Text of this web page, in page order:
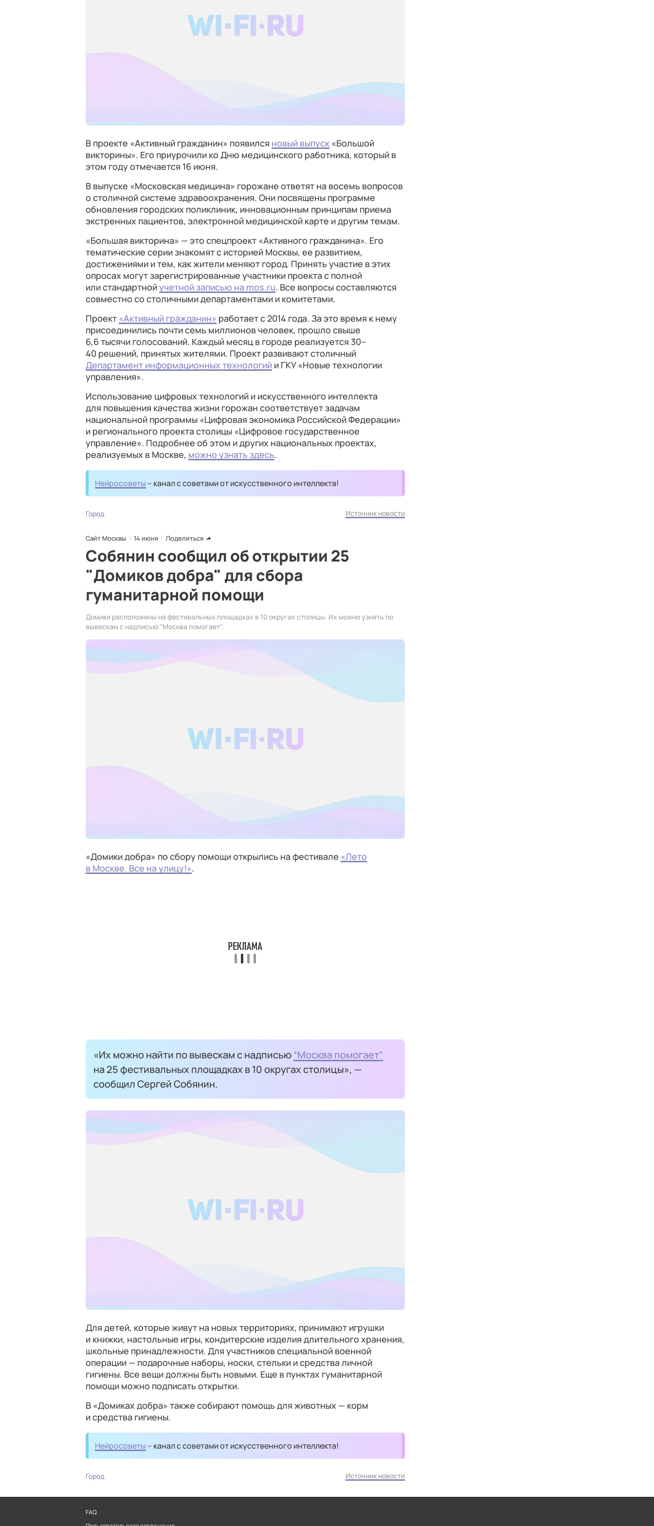
В проекте «Активный гражданин» появился новый выпуск «Большой
викторины». Его приурочили ко Дню медицинского работника, который в
этом году отмечается 16 июня.
В выпуске «Московская медицина» горожане ответят на восемь вопросов
о столичной системе здравоохранения. Они посвящены программе
обновления городских поликлиник, инновационным принципам приема
экстренных пациентов, электронной медицинской карте и другим темам.
«Большая викторина» — это спецпроект «Активного гражданина». Его
тематические серии знакомят с историей Москвы, ее развитием,
достижениями и тем, как жители меняют город. Принять участие в этих
опросах могут зарегистрированные участники проекта с полной
или стандартнойучетной записью на mos.ru. Все вопросы составляются
совместно со столичными департаментами и комитетами.
Проект «Активный гражданин» работает с 2014 года. За это время к нему
присоединились почти семь миллионов человек, прошло свыше
6,6 тысячи голосований. Каждый месяц в городе реализуется 30–
40 решений, принятых жителями. Проект развивают столичный
Департамент информационных технологий и ГКУ «Новые технологии
управления».
Использование цифровых технологий и искусственного интеллекта
для повышения качества жизни горожан соответствует задачам
национальной программы «Цифровая экономика Российской Федерации»
и регионального проекта столицы «Цифровое государственное
управление». Подробнее об этом и других национальных проектах,
реализуемых в Москве, можно узнать здесь.
Нейросоветы – канал с советами от искусственного интеллекта!
Город Источник новости
Сайт Москвы 14 июня Поделиться
Собянин сообщил об открытии 25
"Домиков добра" для сбора
гуманитарной помощи
Домики расположены на фестивальных площадках в 10 округах столицы. Их можно узнать по
вывескам с надписью "Москва помогает".
«Домики добра» по сбору помощи открылись на фестивале «Лето
в Москве. Все на улицу!».
«Их можно найти по вывескам с надписью“Москва помогает”
на 25 фестивальных площадках в 10 округах столицы», —
сообщил Сергей Собянин.
Для детей, которые живут на новых территориях, принимают игрушки
и книжки, настольные игры, кондитерские изделия длительного хранения,
школьные принадлежности. Для участников специальной военной
операции — подарочные наборы, носки, стельки и средства личной
гигиены. Все вещи должны быть новыми. Еще в пунктах гуманитарной
помощи можно подписать открытки.
В «Домиках добра» также собирают помощь для животных — корм
и средства гигиены.
Нейросоветы – канал с советами от искусственного интеллекта!
Город Источник новости
FAQ